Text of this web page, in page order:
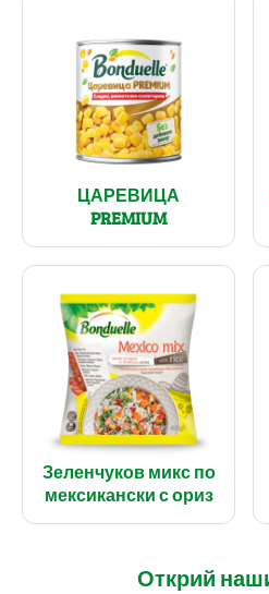
ЦАРЕВИЦА
PREMIUM
Зеленчуков микс по
мексикански с ориз
Открий